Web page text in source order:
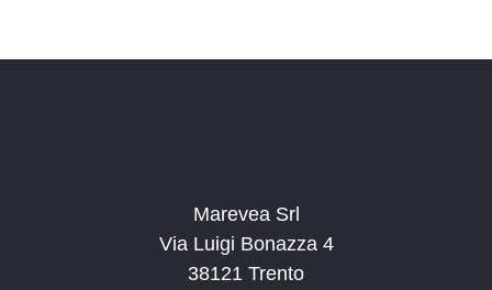
Marevea Srl
Via Luigi Bonazza 4
38121 Trento